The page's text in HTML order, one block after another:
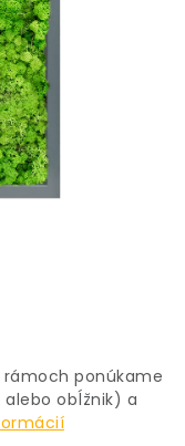
ponúkame
obĺžnik) a